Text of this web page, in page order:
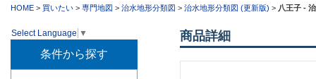
HOME > 買いたい > 専門地図 > 治水地形分類図 > 治水地形分類図 (更新版) > 八王子 -
Select Language ▼
条件から探す
商品詳細